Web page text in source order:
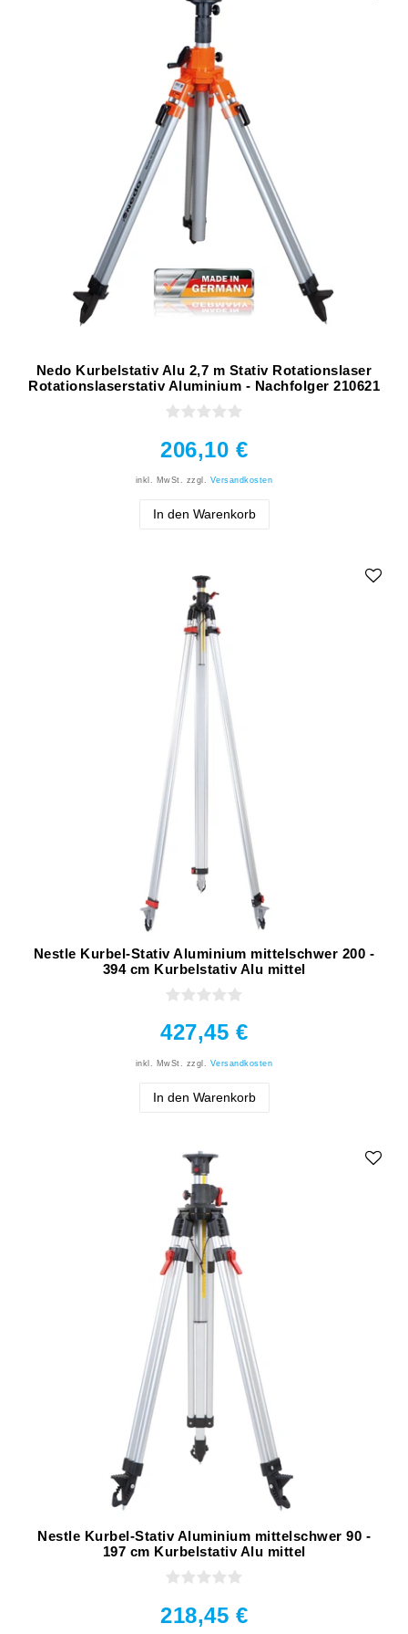
Nedo Kurbelstativ Alu 2,7 m Stativ Rotationslaser
Rotationslaserstativ Aluminium - Nachfolger 210621
206,10 €
inkl. MwSt. zzgl. Versandkosten
In den Warenkorb
Nestle Kurbel-Stativ Aluminium mittelschwer 200 -
394 cm Kurbelstativ Alu mittel
427,45 €
inkl. MwSt. zzgl. Versandkosten
In den Warenkorb
Nestle Kurbel-Stativ Aluminium mittelschwer 90 -
197 cm Kurbelstativ Alu mittel
218,45 €